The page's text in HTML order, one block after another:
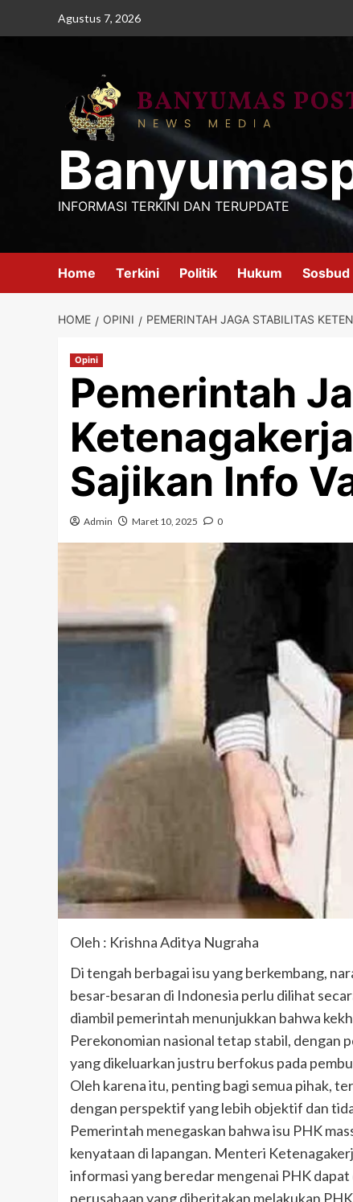
Agustus 7, 2026
INFORMASI TERKINI DAN TERUPDATE
Home Terkini Politik Hukum Sosbud
HOME OPINI PEMERINTAH JAGA STABILITAS
Opini
Pemerintah
Sajikan Info
Admin Maret 10, 2025 0
Oleh : Krishna Aditya Nugraha
Di tengah berbagai isu yang berkembang,
besar-besaran di Indonesia perlu dilihat
diambil pemerintah menunjukkan bahwa
Perekonomian nasional tetap stabil, dengan
yang dikeluarkan justru berfokus pada
Oleh karena itu, penting bagi semua pihak,
dengan perspektif yang lebih objektif dan
Pemerintah menegaskan bahwa isu PHK
kenyataan di lapangan. Menteri
informasi yang beredar mengenai PHK
perusahaan yang diberitakan melakukan